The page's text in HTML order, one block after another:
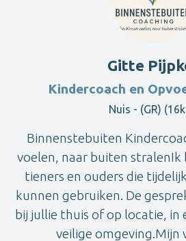
Gitte
Kindercoach en
Nuis - (GR)
Binnenstebuiten
voelen, naar buiten stralenIk
tieners en ouders die
kunnen gebruiken. De
bij jullie thuis of op locatie, in
veilige omgeving.Mijn